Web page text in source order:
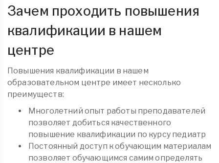
Зачем проходить повышения
квалификации в нашем
центре
Повышения квалификации в нашем
образовательном центре имеет несколько
преимуществ:
Многолетний опыт работы преподавателей
позволяет добиться качественного
повышение квалификации по курсу педиатр
Постоянный доступ к обучающим материалам
позволяет обучающимся самим определять